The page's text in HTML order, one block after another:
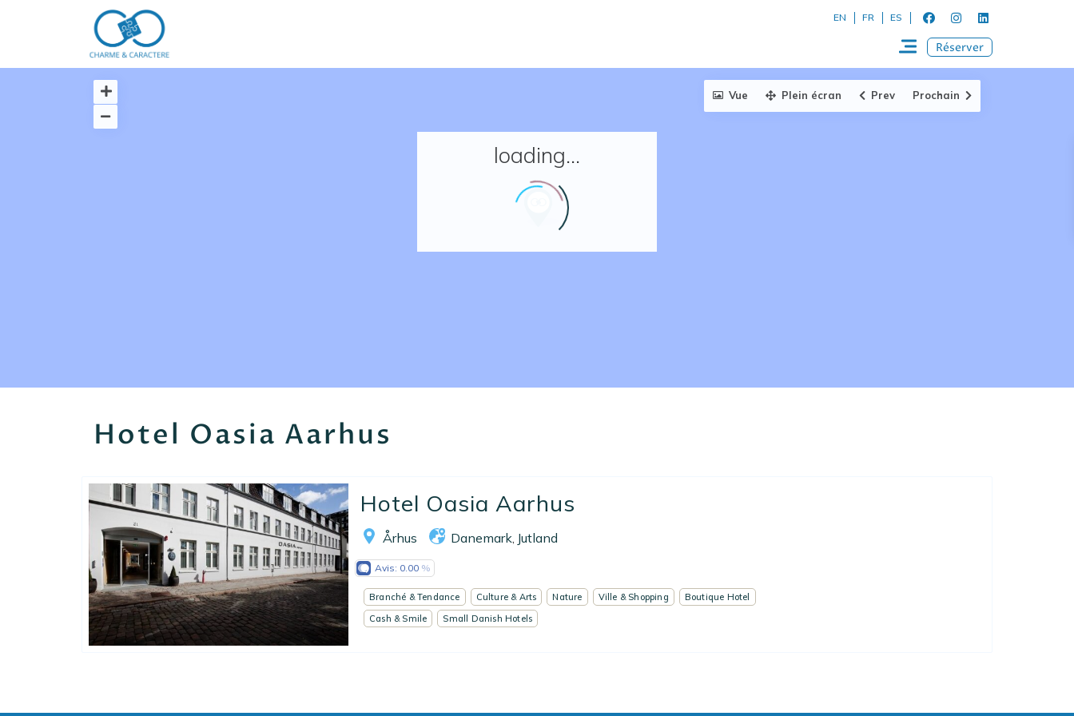
Réserver un séjour
Ecrivez-nous
EN FR ES
Réserver
loading...
Vue Plein écran Prev Prochain
Hotel Oasia Aarhus
Hotel Oasia Aarhus
Århus Danemark Jutland
Avis: 0.00
Branché & Tendance Culture & Arts Nature Ville & Shopping
Boutique Hotel
Cash & Smile
Small Danish Hotels